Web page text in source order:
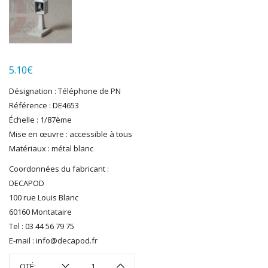
LS MODELS
MAKETTE
MARLKIN
NOREV
NOVATEUR MODELES
PECO
PG mini
PIKO
PN SUD MODELISME
PREISER
PRINCE AUGUST
R37
REDUTEX
REE
RÉGIONS ET COMPAGNIES
ROCO
5.10€
Désignation : Téléphone de PN
Référence : DE4653
Échelle : 1/87ème
Mise en œuvre : accessible à tous
Matériaux : métal blanc
Coordonnées du fabricant :
DECAPOD
100 rue Louis Blanc
60160 Montataire
Tel : 03 44 56 79 75
E-mail : info@decapod.fr